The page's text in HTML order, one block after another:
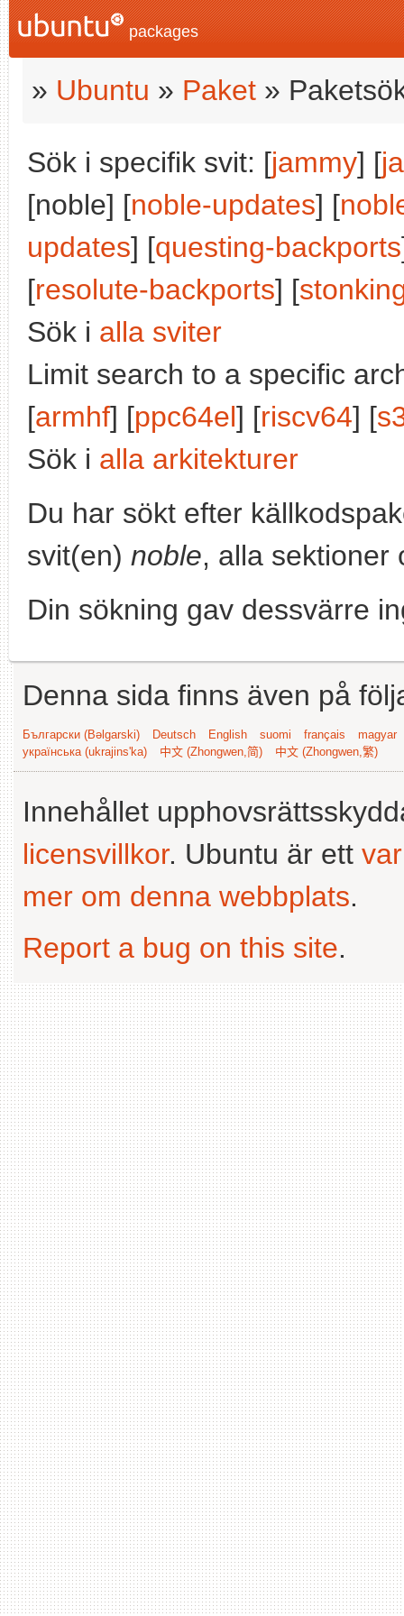
packages
» Ubuntu » Paket »
Sök i specifik svit: [jammy] [
[noble] [noble-updates] [
updates] [questing-backports
[resolute-backports] [
Sök i alla sviter
Limit search to a specific
[armhf] [ppc64el] [riscv64] [
Sök i alla arkitekturer
Du har sökt efter
svit(en) noble, alla
Din sökning gav dessvärre
Denna sida finns även på
Български (Bəlgarski) Deutsch English suomi français
magyar
українська (ukrajins'ka)
中文 (Zhongwen,简) 中文 (Zhongwen,繁)
Innehållet
licensvillkor. Ubuntu är ett
mer om denna webbplats.
Report a bug on this site.